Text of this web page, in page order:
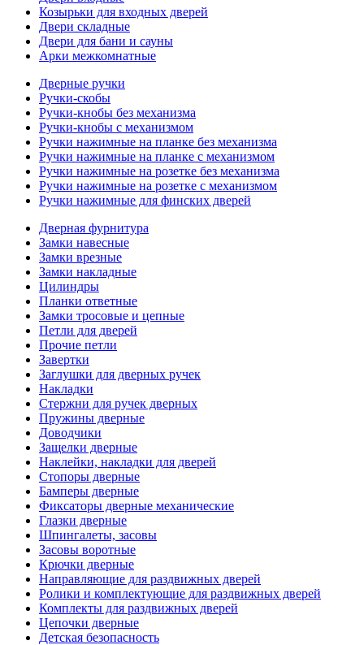
Козырьки для входных дверей
Двери складные
Двери для бани и сауны
Арки межкомнатные
Дверные ручки
Ручки-скобы
Ручки-кнобы без механизма
Ручки-кнобы с механизмом
Ручки нажимные на планке без механизма
Ручки нажимные на планке с механизмом
Ручки нажимные на розетке без механизма
Ручки нажимные на розетке с механизмом
Ручки нажимные для финских дверей
Дверная фурнитура
Замки навесные
Замки врезные
Замки накладные
Цилиндры
Планки ответные
Замки тросовые и цепные
Петли для дверей
Прочие петли
Завертки
Заглушки для дверных ручек
Накладки
Стержни для ручек дверных
Пружины дверные
Доводчики
Защелки дверные
Наклейки, накладки для дверей
Стопоры дверные
Бамперы дверные
Фиксаторы дверные механические
Глазки дверные
Шпингалеты, засовы
Засовы воротные
Крючки дверные
Направляющие для раздвижных дверей
Ролики и комплектующие для раздвижных дверей
Комплекты для раздвижных дверей
Цепочки дверные
Детская безопасность